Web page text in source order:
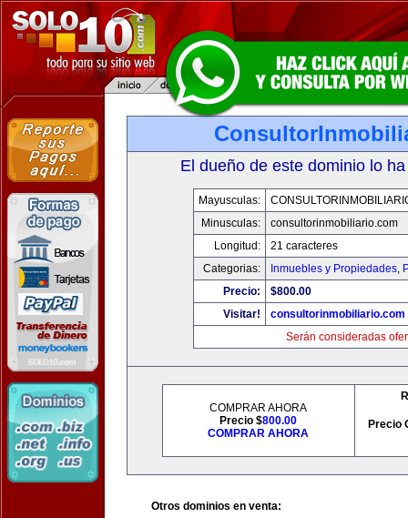
El dueño de este dominio lo
Mayusculas:
Minusculas:
consultorinmobiliario.com
Longitud:
21 caracteres
Categorias:
Inmuebles y Propiedades,
Precio:
$800.00
Visitar!
consultorinmobiliario.com
Serán consideradas
COMPRAR AHORA
Precio $800.00
COMPRAR AHORA
Precio
Otros dominios en venta: